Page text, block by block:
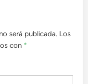
será publicada. Los
con *